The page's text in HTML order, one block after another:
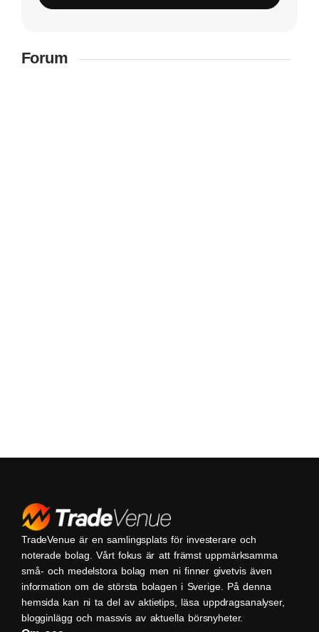
Forum
TradeVenue är en samlingsplats för investerare och
noterade bolag. Vårt fokus är att främst uppmärksamma
små- och medelstora bolag men ni finner givetvis även
information om de största bolagen i Sverige. På denna
hemsida kan ni ta del av aktietips, läsa uppdragsanalyser,
blogginlägg och massvis av aktuella börsnyheter.